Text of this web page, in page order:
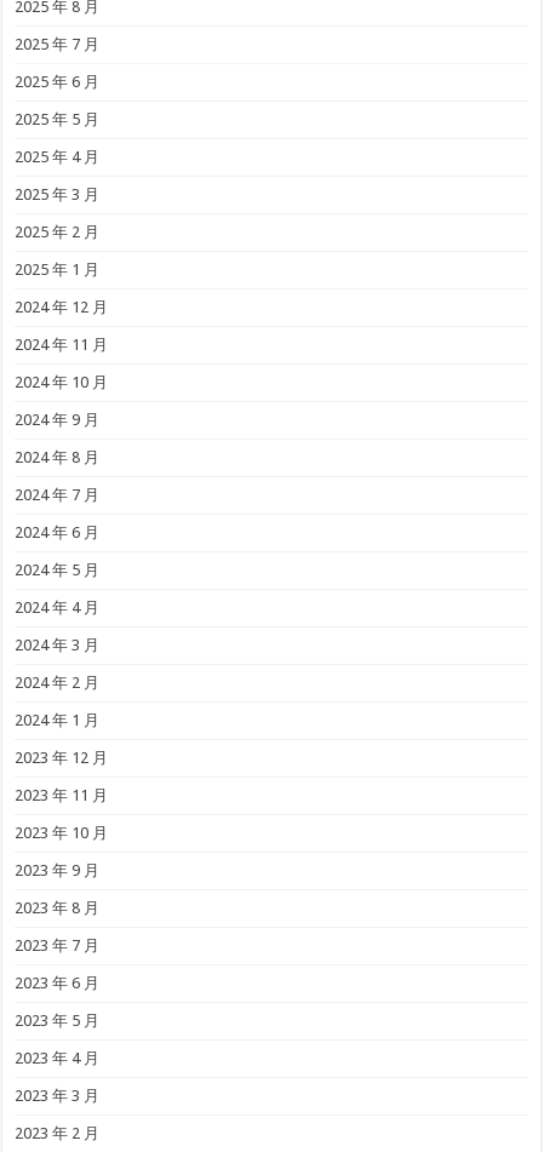
2025 年 8 月
2025 年 7 月
2025 年 6 月
2025 年 5 月
2025 年 4 月
2025 年 3 月
2025 年 2 月
2025 年 1 月
2024 年 12 月
2024 年 11 月
2024 年 10 月
2024 年 9 月
2024 年 8 月
2024 年 7 月
2024 年 6 月
2024 年 5 月
2024 年 4 月
2024 年 3 月
2024 年 2 月
2024 年 1 月
2023 年 12 月
2023 年 11 月
2023 年 10 月
2023 年 9 月
2023 年 8 月
2023 年 7 月
2023 年 6 月
2023 年 5 月
2023 年 4 月
2023 年 3 月
2023 年 2 月